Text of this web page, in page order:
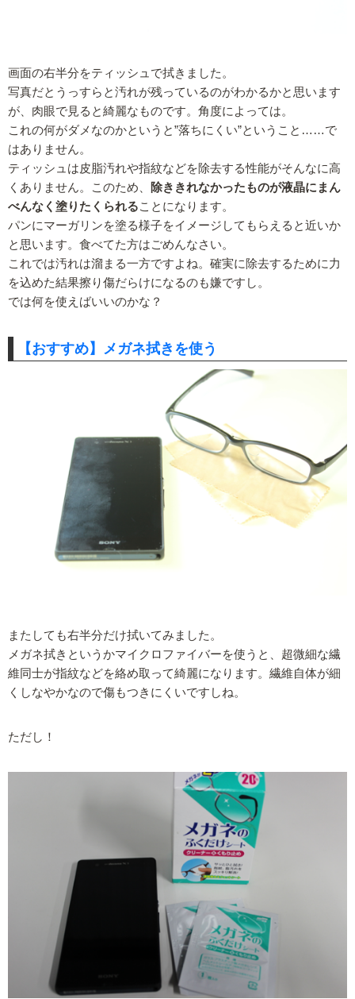
画面の右半分をティッシュで拭きました。
写真だとうっすらと汚れが残っているのがわかるかと思います
が、肉眼で見ると綺麗なものです。角度によっては。
これの何がダメなのかというと”落ちにくい”ということ……で
はありません。
ティッシュは皮脂汚れや指紋などを除去する性能がそんなに高
くありません。このため、
除ききれなかったものが液晶にまん
べんなく塗りたくられることになります。
パンにマーガリンを塗る様子をイメージしてもらえると近いか
と思います。食べてた方はごめんなさい。
これでは汚れは溜まる一方ですよね。確実に除去するために力
を込めた結果擦り傷だらけになるのも嫌ですし。
では何を使えばいいのかな？
【おすすめ】メガネ拭きを使う
またしても右半分だけ拭いてみました。
メガネ拭きというかマイクロファイバーを使うと、超微細な繊
維同士が指紋などを絡め取って綺麗になります。繊維自体が細
くしなやかなので傷もつきにくいですしね。
ただし！